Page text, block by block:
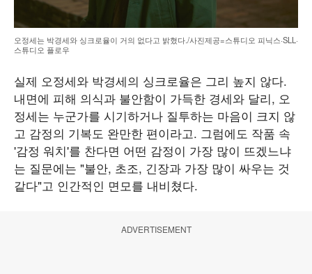
오정세는 박경세와 싱크로율이 거의 없다고 밝혔다./사진제공=스튜디오 피닉스·SLL·
스튜디오 플로우
실제 오정세와 박경세의 싱크로율은 그리 높지 않다.
내면에 피해 의식과 불안함이 가득한 경세와 달리, 오
정세는 누군가를 시기하거나 질투하는 마음이 크지 않
고 감정의 기복도 완만한 편이라고. 그럼에도 작품 속
'감정 워치'를 찬다면 어떤 감정이 가장 많이 뜨겠느냐
는 질문에는 "불안, 초조, 긴장과 가장 많이 싸우는 것
같다"고 인간적인 면모를 내비쳤다.
ADVERTISEMENT